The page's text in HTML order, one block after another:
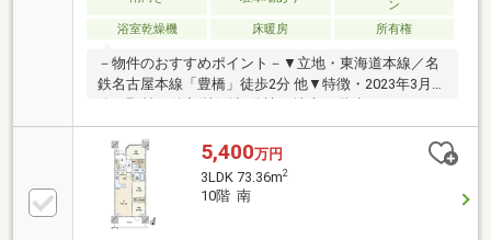
ン
浴室乾燥機
床暖房 所有権
－物件のおすすめポイント－▼立地・東海道本線／名
鉄名古屋本線「豊橋」徒歩2分 他▼特徴・2023年3月
マンション・リビングを見渡せる対面式キッチン・LD
と隣接する洋室は一体利用も可能・納戸・WIC等、全
居室に収納を確保・セコム提携の24時間セキュリティ
システム・24時間ゴミステーション有・ペット飼育可
能(細則有)▼設備・床暖房(LD)・食洗機／浄水器／デ
ィスポーザー・浴室暖房乾燥機・宅配ロッカー■ ご希
5,400万円
3LDK 73.36m2
10階 南